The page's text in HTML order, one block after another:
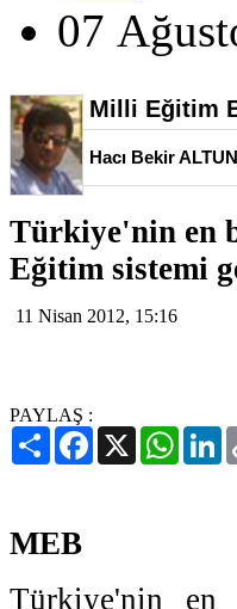
07
Milli Eğitim
Hacı Bekir
Türkiye'nin en
Eğitim sistemi
11 Nisan 2012, 15:16
PAYLAŞ :
PaylaşFacebook
X
MEB
Türkiye'nin en